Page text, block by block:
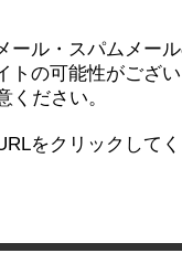
ール・スパムメー
トの可能性がござ
ださい。
をクリックして